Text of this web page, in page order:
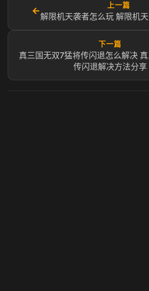
←
上一篇
解限机天袭者怎么玩 解限机
下一篇
真三国无双7猛将传闪退怎么解决
传闪退解决方法分享